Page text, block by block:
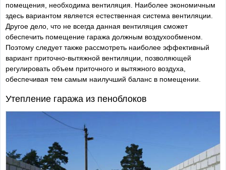
помещения, необходима вентиляция. Наиболее экономичным
здесь вариантом является естественная система вентиляции.
Другое дело, что не всегда данная вентиляция сможет
обеспечить помещение гаража должным воздухообменом.
Поэтому следует также рассмотреть наиболее эффективный
вариант приточно-вытяжной вентиляции, позволяющей
регулировать объем приточного и вытяжного воздуха,
обеспечивая тем самым наилучший баланс в помещении.
Утепление гаража из пеноблоков